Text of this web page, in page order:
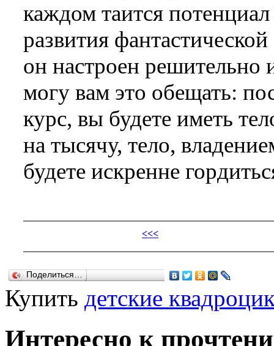
каждом таится
развития
он настроен решительно
могу вам это обещать:
курс, вы будете иметь
на тысячу, тело,
будете искренне
<<<
Поделиться…
Купить детские
Интересно к